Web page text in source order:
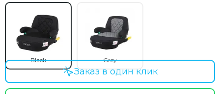
Black Grey
Заказ в один клик